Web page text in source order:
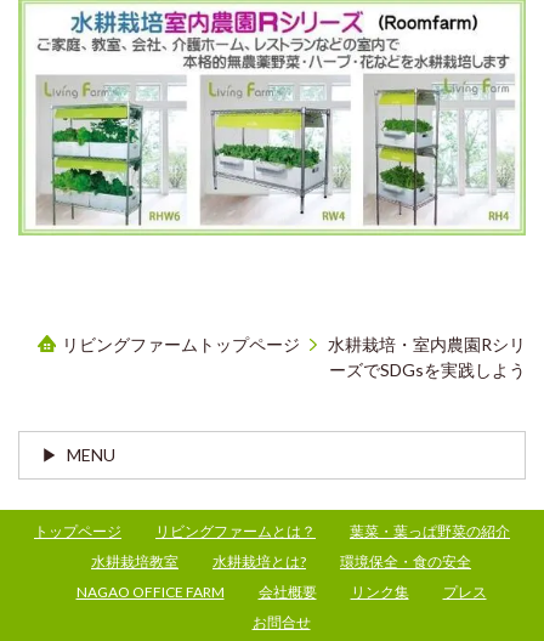
リビングファームトップページ
水耕栽培・室内農園Rシリ
ーズでSDGsを実践しよう
MENU
トップページ リビングファームとは？
葉菜・葉っぱ野菜の紹介
水耕栽培教室
水耕栽培とは?
環境保全・食の安全
NAGAO OFFICE FARM
会社概要 リンク集
プレス
お問合せ